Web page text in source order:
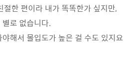
절한 편이라 내가 똑똑한가 싶지만,
로 없습니다.
해서 몰입도가 높은 걸 수도 있지요